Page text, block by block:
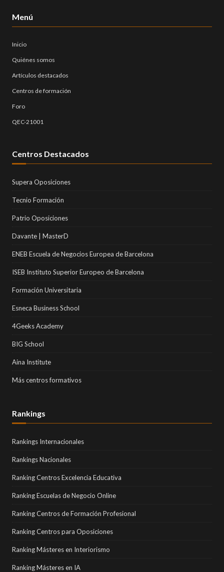
Menú
Inicio
Quiénes somos
Artículos destacados
Centros de formación
Foro
QEC-21001
Centros Destacados
Supera Oposiciones
Tecnio Formación
Patrio Oposiciones
Davante | MasterD
ENEB Escuela de Negocios Europea de Barcelona
ISEB Instituto Superior Europeo de Barcelona
Formación Universitaria
Esneca Business School
4Geeks Academy
BIG School
Aina Institute
Más centros formativos
Rankings
Rankings Internacionales
Rankings Nacionales
Ranking Centros Excelencia Educativa
Ranking Escuelas de Negocio Online
Ranking Centros de Formación Profesional
Ranking Centros para Oposiciones
Ranking Másteres en Interiorismo
Ranking Másteres en IA